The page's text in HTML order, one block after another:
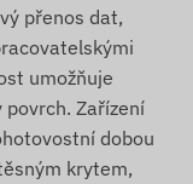
přenos dat,
umožňuje
Zařízení
dobou
krytem,